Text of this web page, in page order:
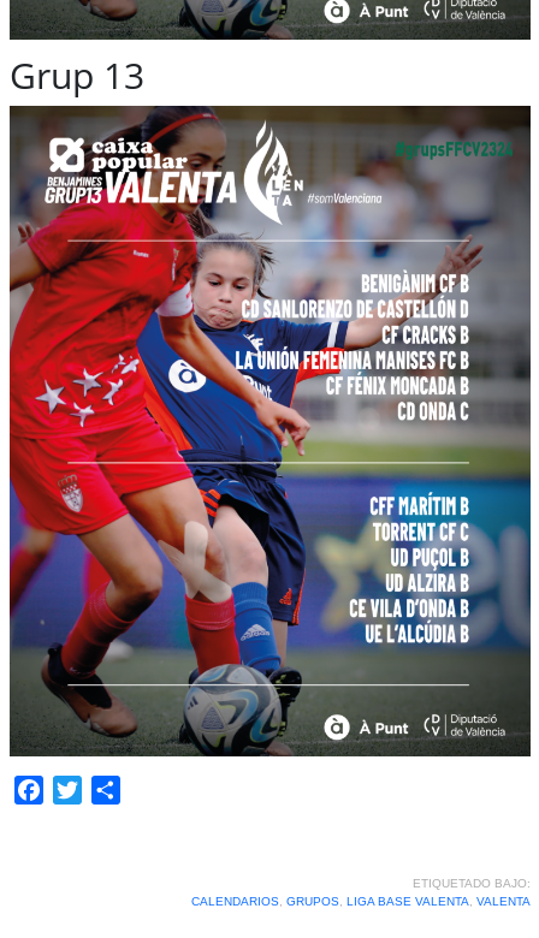
Grup 13
Facebook
Twitter
ETIQUETADO BAJO:
CALENDARIOS, GRUPOS, LIGA BASE VALENTA, VALENTA